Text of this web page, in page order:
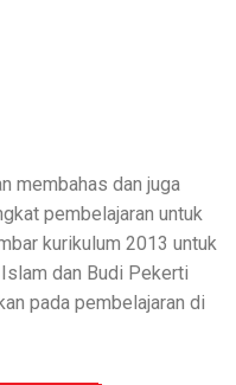
membahas dan juga
pembelajaran untuk
kurikulum 2013 untuk
dan Budi Pekerti
pada pembelajaran di